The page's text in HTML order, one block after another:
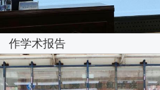
作学术报告